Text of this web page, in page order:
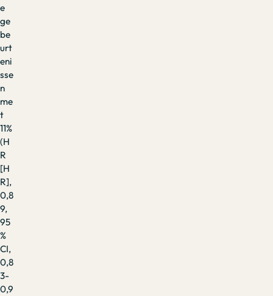
e
ge
be
urt
eni
sse
n
me
t
11%
(H
R
[H
R],
0,8
9,
95
%
CI,
0,8
3-
0,9